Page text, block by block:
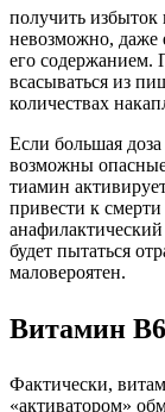
получить избыток
невозможно, даже
его содержанием.
всасываться из
количествах
Если большая
возможны опасные
тиамин
привести к
будет пытаться
маловероятен.
Витамин B6
Фактически,
«активатором»